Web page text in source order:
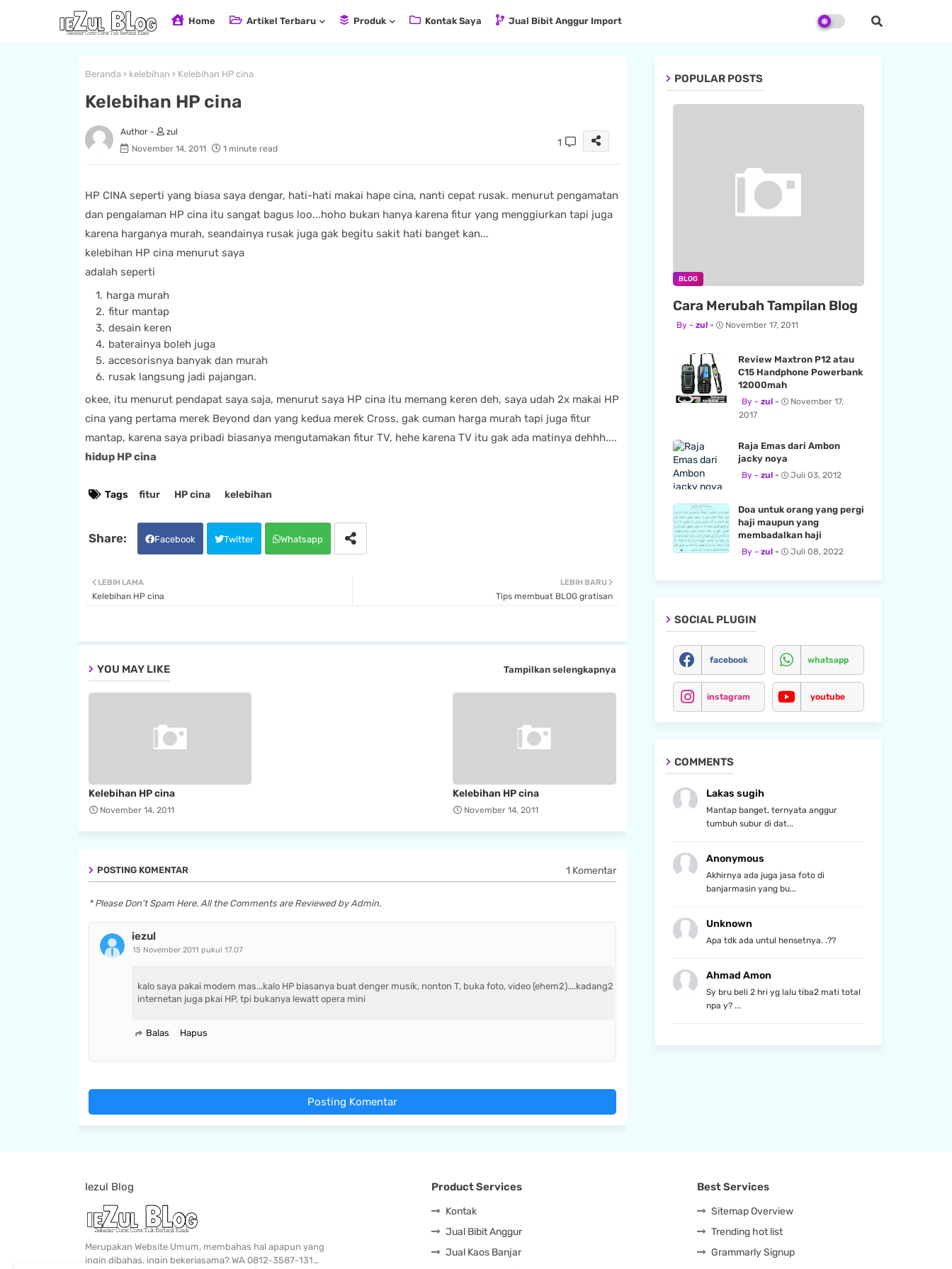
Home Artikel Terbaru Produk Kontak Saya Jual Bibit Anggur Import
Beranda kelebihan Kelebihan HP cina
Kelebihan HP cina
zul
November 14, 2011
1 minute read
1
HP CINA seperti yang biasa saya dengar, hati-hati makai hape cina, nanti cepat rusak. menurut pengamatan
dan pengalaman HP cina itu sangat bagus loo...hoho bukan hanya karena fitur yang menggiurkan tapi juga
karena harganya murah, seandainya rusak juga gak begitu sakit hati banget kan...
kelebihan HP cina menurut saya
adalah seperti
harga murah
fitur mantap
desain keren
baterainya boleh juga
accesorisnya banyak dan murah
rusak langsung jadi pajangan.
okee, itu menurut pendapat saya saja, menurut saya HP cina itu memang keren deh, saya udah 2x makai HP
cina yang pertama merek Beyond dan yang kedua merek Cross, gak cuman harga murah tapi juga fitur
mantap, karena saya pribadi biasanya mengutamakan fitur TV, hehe karena TV itu gak ada matinya dehhh....
hidup HP cina
Tags fitur HP cina kelebihan
Facebook Twitter Whatsapp
LEBIH BARU
Tips membuat BLOG gratisan
LEBIH LAMA
Kelebihan HP cina
YOU MAY LIKE Tampilkan selengkapnya
Kelebihan HP cina
November 14, 2011
Kelebihan HP cina
November 14, 2011
POSTING KOMENTAR 1 Komentar
* Please Don't Spam Here. All the Comments are Reviewed by Admin.
iezul
15 November 2011 pukul 17.07
kalo saya pakai modem mas...kalo HP biasanya buat denger musik, nonton T, buka foto, video (ehem2)....kadang2
internetan juga pkai HP, tpi bukanya lewatt opera mini
Balas Hapus
Posting Komentar
POPULAR POSTS
BLOG
Cara Merubah Tampilan Blog
zul November 17, 2011
Review Maxtron P12 atau
C15 Handphone Powerbank
12000mah
zul
November 17,
2017
Raja Emas dari Ambon
jacky noya
zul Juli 03, 2012
Doa untuk orang yang pergi
haji maupun yang
membadalkan haji
zul Juli 08, 2022
SOCIAL PLUGIN
facebook whatsapp
instagram youtube
COMMENTS
Lakas sugih
Mantap banget, ternyata anggur
tumbuh subur di dat...
Anonymous
Akhirnya ada juga jasa foto di
banjarmasin yang bu...
Unknown
Apa tdk ada untul hensetnya. .??
Ahmad Amon
Sy bru beli 2 hri yg lalu tiba2 mati total
npa y? ...
Iezul Blog
Merupakan Website Umum, membahas hal apapun yang
ingin dibahas, ingin bekerjasama? WA 0812-3587-131…
Product Services
Kontak
Jual Bibit Anggur
Jual Kaos Banjar
Best Services
Sitemap Overview
Trending hot list
Grammarly Signup